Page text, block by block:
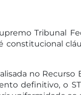
Tribunal
constitucional
no Recurso
definitivo, o